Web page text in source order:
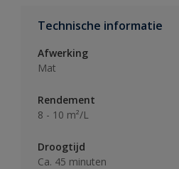
Technische informatie
Afwerking
Mat
Rendement
8 - 10 m²/L
Droogtijd
Ca. 45 minuten